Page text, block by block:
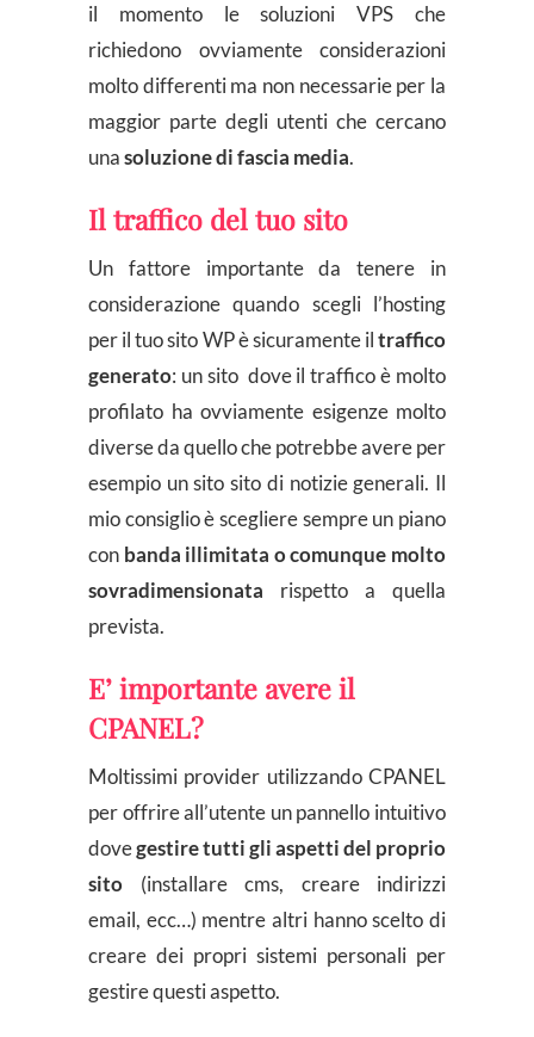
il momento le soluzioni VPS che
richiedono ovviamente considerazioni
molto differenti ma non necessarie per la
maggior parte degli utenti che cercano
unasoluzione di fascia media.
Il traffico del tuo sito
Un fattore importante da tenere in
considerazione quando scegli l’hosting
per il tuo sito WP è sicuramente iltraffico
generato: un sito dove il traffico è molto
profilato ha ovviamente esigenze molto
diverse da quello che potrebbe avere per
esempio un sito sito di notizie generali. Il
mio consiglio è scegliere sempre un piano
con banda illimitata o comunque molto
sovradimensionata rispetto a quella
prevista.
E’ importante avere il
CPANEL?
Moltissimi provider utilizzando CPANEL
per offrire all’utente un pannello intuitivo
dovegestire tutti gli aspetti del proprio
sito (installare cms, creare indirizzi
email, ecc…) mentre altri hanno scelto di
creare dei propri sistemi personali per
gestire questi aspetto.